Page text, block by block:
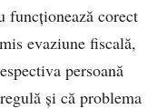
funcționează corect
evaziune fiscală,
persoană
și că problema